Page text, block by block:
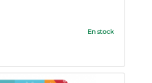
En stock